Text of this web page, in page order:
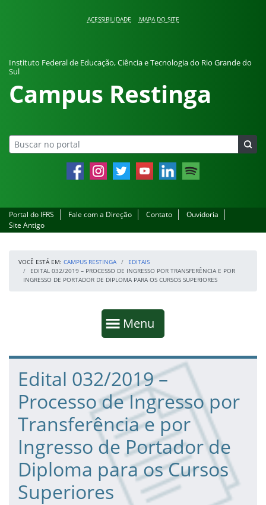
ACESSIBILIDADE MAPA DO SITE
Instituto Federal de Educação, Ciência e Tecnologia do Rio Grande do
Sul
Campus Restinga
FacebookInstagramTwitter YouTube LinkedIn Spotify
Portal do IFRS Fale com a Direção Contato
Ouvidoria
Site Antigo
VOCÊ ESTÁ EM: CAMPUS RESTINGA
EDITAIS
EDITAL 032/2019 – PROCESSO DE INGRESSO POR TRANSFERÊNCIA E POR
INGRESSO DE PORTADOR DE DIPLOMA PARA OS CURSOS SUPERIORES
Mostrar
Menu
Fim da navegação
Início do conteúdo
Edital 032/2019 –
Processo de Ingresso por
Transferência e por
Ingresso de Portador de
Diploma para os Cursos
Superiores